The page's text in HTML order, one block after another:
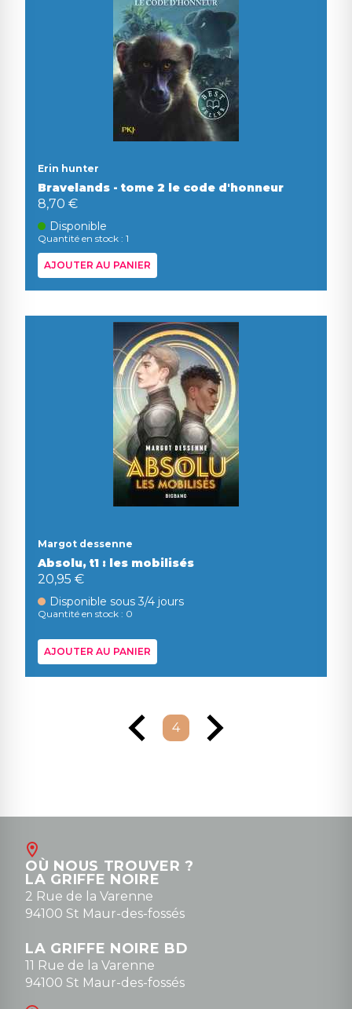
Erin hunter
Bravelands - tome 2 le code d'honneur
8,70 €
Disponible
Quantité en stock : 1
AJOUTER AU PANIER
Margot dessenne
Absolu, t1 : les mobilisés
20,95 €
Disponible sous 3/4 jours
Quantité en stock : 0
AJOUTER AU PANIER
4
OÙ NOUS TROUVER ?
LA GRIFFE NOIRE
2 Rue de la Varenne
94100 St Maur-des-fossés
LA GRIFFE NOIRE BD
11 Rue de la Varenne
94100 St Maur-des-fossés